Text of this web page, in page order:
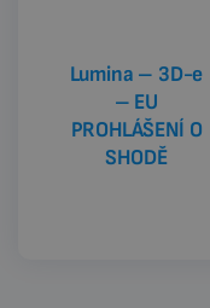
Lumina – 3D-e
– EU
PROHLÁŠENÍ O
SHODĚ